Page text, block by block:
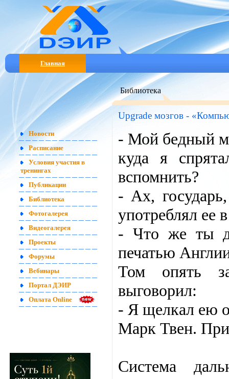
Главная
Новости
Расписание
Условия участия в
тренингах
Публикации
Библиотека
Фотогалерея
Видеогалерея
Проекты
Форумы
Вебинары
Портал ДЭИР
Оплата Online
Библиотека
Upgrade мозгов -
- Мой бедный
куда я
вспомнить?
- Ах,
употреблял ее
- Что же ты
печатью
Том опять
выговорил:
- Я щелкал ею
Марк Твен.
Система